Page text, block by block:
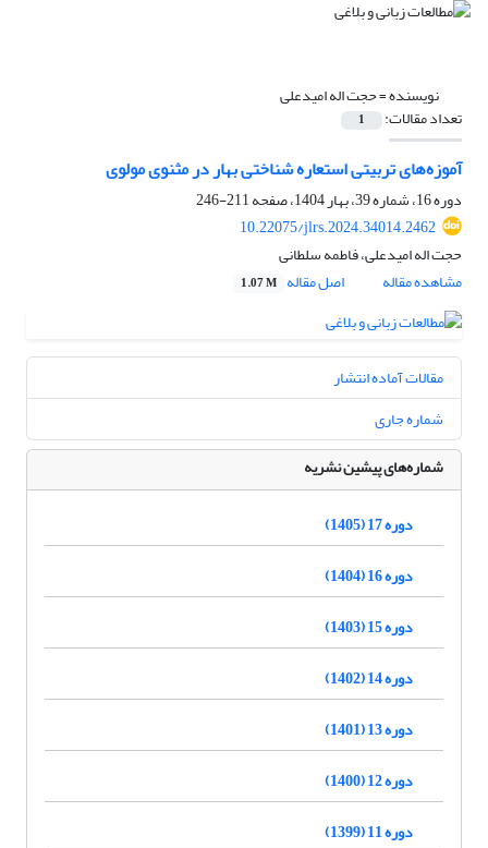
نویسنده =حجت اله امیدعلی
تعداد مقالات: 1
آموزه‌های تربیتی استعاره‌ شناختی بهار در مثنوی مولوی
دوره 16، شماره 39، بهار 1404، صفحه
211-246
10.22075/jlrs.2024.34014.2462
حجت اله امیدعلی، فاطمه سلطانی
مشاهده مقاله
اصل مقاله 1.07 M
مقالات آماده انتشار
شماره جاری
شماره‌های پیشین نشریه
دوره 17 (1405)
دوره 16 (1404)
دوره 15 (1403)
دوره 14 (1402)
دوره 13 (1401)
دوره 12 (1400)
دوره 11 (1399)